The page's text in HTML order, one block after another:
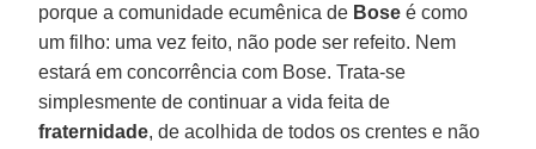
porque a comunidade ecumênica de Bose é como
um filho: uma vez feito, não pode ser refeito. Nem
estará em concorrência com Bose. Trata-se
simplesmente de continuar a vida feita de
fraternidade, de acolhida de todos os crentes e não